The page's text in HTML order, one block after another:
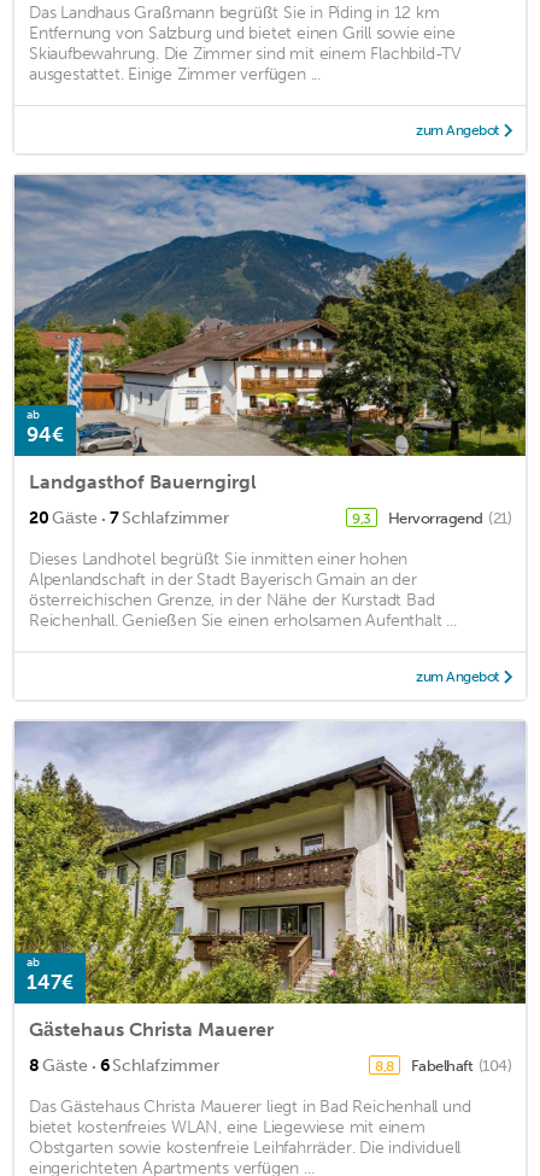
Das Landhaus Graßmann begrüßt Sie in Piding in 12 km
Entfernung von Salzburg und bietet einen Grill sowie eine
Skiaufbewahrung. Die Zimmer sind mit einem Flachbild-TV
ausgestattet. Einige Zimmer verfügen ...
zum Angebot
ab
94€
Landgasthof Bauerngirgl
20Gäste · 7Schlafzimmer 9,3 Hervorragend (21)
Dieses Landhotel begrüßt Sie inmitten einer hohen
Alpenlandschaft in der Stadt Bayerisch Gmain an der
österreichischen Grenze, in der Nähe der Kurstadt Bad
Reichenhall. Genießen Sie einen erholsamen Aufenthalt ...
zum Angebot
ab
147€
Gästehaus Christa Mauerer
8Gäste · 6Schlafzimmer 8,8 Fabelhaft (104)
Das Gästehaus Christa Mauerer liegt in Bad Reichenhall und
bietet kostenfreies WLAN, eine Liegewiese mit einem
Obstgarten sowie kostenfreie Leihfahrräder. Die individuell
eingerichteten Apartments verfügen ...